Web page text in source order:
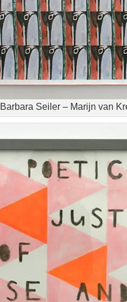
Barbara Seiler – Marijn van